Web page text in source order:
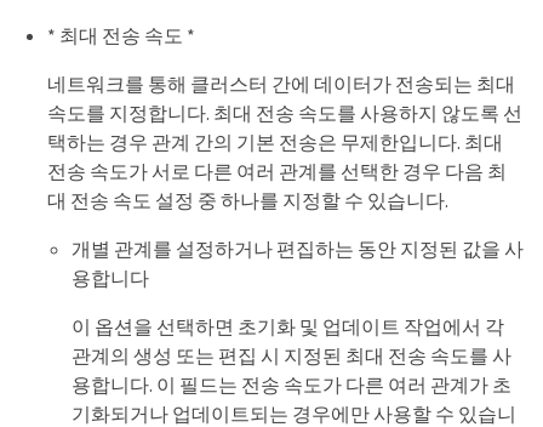
* 최대 전송 속도 *
네트워크를 통해 클러스터 간에 데이터가 전송되는 최대
속도를 지정합니다. 최대 전송 속도를 사용하지 않도록 선
택하는 경우 관계 간의 기본 전송은 무제한입니다. 최대
전송 속도가 서로 다른 여러 관계를 선택한 경우 다음 최
대 전송 속도 설정 중 하나를 지정할 수 있습니다.
개별 관계를 설정하거나 편집하는 동안 지정된 값을 사
용합니다
이 옵션을 선택하면 초기화 및 업데이트 작업에서 각
관계의 생성 또는 편집 시 지정된 최대 전송 속도를 사
용합니다. 이 필드는 전송 속도가 다른 여러 관계가 초
기화되거나 업데이트되는 경우에만 사용할 수 있습니